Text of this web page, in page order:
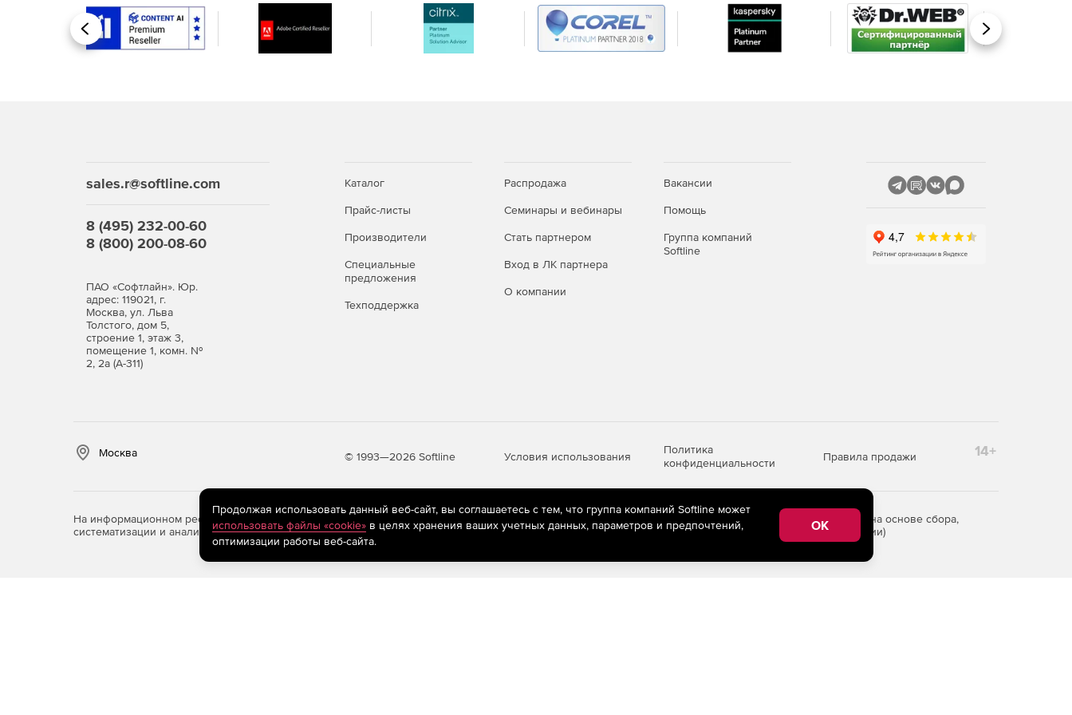
Steel-Concrete-Wood – расчет и проектирование металлических, железобетонных, армокаменных и
деревянных конструкций с возможностью расчета фундаментов.
Pipe: расчет элементов трубопроводов.
Продукт APM Civil Engineeiring зарегистрирован в Реестре российских программ для ЭВМ и баз данных.
Обзор возможностей «APM Civil Engineering»
Назад Вперед
sales.r@softline.com
8 (495) 232-00-60
8 (800) 200-08-60
ПАО «Софтлайн». Юр.
адрес: 119021, г.
Москва, ул. Льва
Толстого, дом 5,
строение 1, этаж 3,
помещение 1, комн. №
2, 2а (А-311)
Каталог
Прайс-листы
Производители
Специальные
предложения
Техподдержка
Распродажа
Семинары и вебинары
Стать партнером
Вход в ЛК партнера
О компании
Вакансии
Помощь
Группа компаний
Softline
Москва © 1993—2026 Softline Условия использования
Политика
конфиденциальности
Правила продажи 14+
На информационном ресурсе store.softline.ru применяются рекомендательные технологии
(информационные технологии предоставления информации на основе сбора,
систематизации и анализа сведений, относящихся к предпочтениям пользователей сети «Интернет», находящихся на территории Российской Федерации)
Продолжая использовать данный веб-сайт, вы соглашаетесь с тем, что группа компаний Softline может
использовать файлы «cookie»в целях хранения ваших учетных данных, параметров и предпочтений,
оптимизации работы веб-сайта.
OK